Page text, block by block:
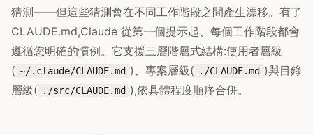
猜測——但這些猜測會在不同工作階段之間產生漂移。有了
CLAUDE.md,Claude 從第一個提示起、每個工作階段都會
遵循您明確的慣例。它支援三層階層式結構:使用者層級
( ~/.claude/CLAUDE.md )、專案層級( ./CLAUDE.md )與目錄
層級(
./src/CLAUDE.md ),依具體程度順序合併。